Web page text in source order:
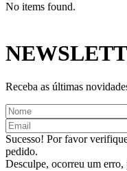
No items found.
Receba as últimas
Sucesso! Por favor
pedido.
Desculpe, ocorreu um